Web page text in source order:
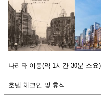
나리타 이동(약 1시간 30분 소요)
호텔 체크인 및 휴식